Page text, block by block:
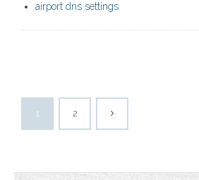
airport dns settings
1 2